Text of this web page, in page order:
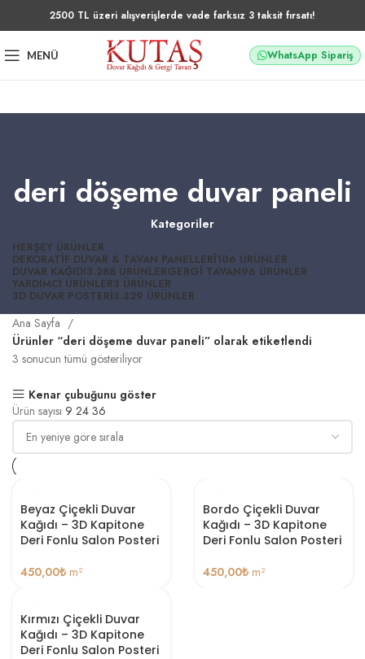
2500 TL üzeri alışverişlerde vade farksız 3 taksit fırsatı!
MENÜ WhatsApp Sipariş
deri döşeme duvar paneli
Kategoriler
HERŞEY ÜRÜNLER
DEKORATIF DUVAR & TAVAN PANELLERI106 ÜRÜNLER
DUVAR KAĞIDI3.288 ÜRÜNLERGERGI TAVAN96 ÜRÜNLER
YARDIMCI ÜRÜNLER3 ÜRÜNLER
3D DUVAR POSTERI3.329 ÜRÜNLER
Ana Sayfa
Ürünler “deri döşeme duvar paneli” olarak etiketlendi
3 sonucun tümü gösteriliyor
Kenar çubuğunu göster
Ürün sayısı 9 24 36
Beyaz Çiçekli Duvar
Kağıdı – 3D Kapitone
Deri Fonlu Salon Posteri
450,00₺ m²
Bordo Çiçekli Duvar
Kağıdı – 3D Kapitone
Deri Fonlu Salon Posteri
450,00₺ m²
Kırmızı Çiçekli Duvar
Kağıdı – 3D Kapitone
Deri Fonlu Salon Posteri